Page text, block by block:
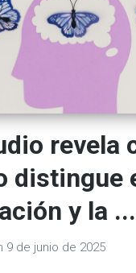
revela
distingue
y la ...
9 de junio de 2025